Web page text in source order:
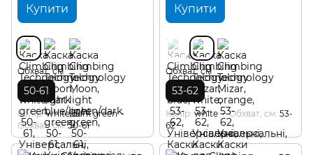
Купити
Обхват, см
50-61
Колір white/dark green
Обхват, см 50-61
Купити
Обхват, см
53-62
Колір white Обхват, см 53-
62